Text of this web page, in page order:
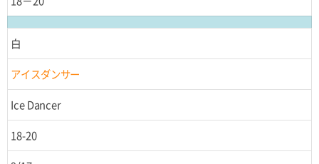
白
アイスダンサー
Ice Dancer
18-20